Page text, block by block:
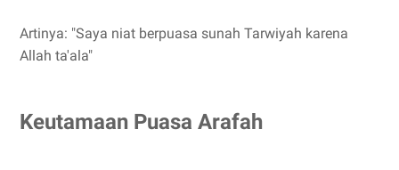
Artinya: "Saya niat berpuasa sunah Tarwiyah karena
Allah ta'ala"
Keutamaan Puasa Arafah